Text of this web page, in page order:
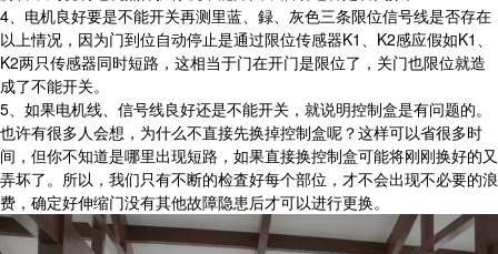
4、电机良好要是不能开关再测里蓝、録、灰色三条限位信号线是否存在
以上情况，因为门到位自动停止是通过限位传感器K1、K2感应假如K1、
K2两只传感器同时短路，这相当于门在开门是限位了，关门也限位就造
成了不能开关。
5、如果电机线、信号线良好还是不能开关，就说明控制盒是有问题的。
也许有很多人会想，为什么不直接先换掉控制盒呢？这样可以省很多时
间，但你不知道是哪里出现短路，如果直接换控制盒可能将刚刚换好的又
弄坏了。所以，我们只有不断的检査好每个部位，才不会出现不必要的浪
费，确定好伸缩门没有其他故障隐患后才可以进行更换。